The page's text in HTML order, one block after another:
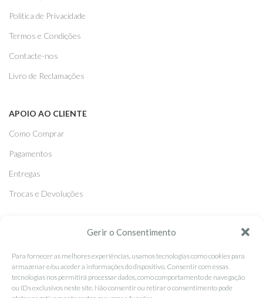
Gerir o Consentimento
Para fornecer as melhores experiências, usamos tecnologias como cookies para
armazenar e/ou aceder a informações do dispositivo. Consentir com essas
tecnologias nos permitirá processar dados, como comportamento de navegação
ou IDs exclusivos neste site. Não consentir ou retirar o consentimento pode
Politica de Privacidade
Termos e Condições
Contacte-nos
Livro de Reclamações
APOIO AO CLIENTE
Como Comprar
Pagamentos
Entregas
Trocas e Devoluções
Facebook
Instagram
Pinterest